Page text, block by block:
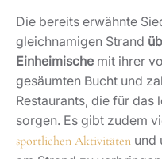
Die bereits erwähnte
gleichnamigen Strand
Einheimische mit ihrer
gesäumten Bucht und
Restaurants, die für das
sorgen. Es gibt zudem
sportlichen Aktivitäten und